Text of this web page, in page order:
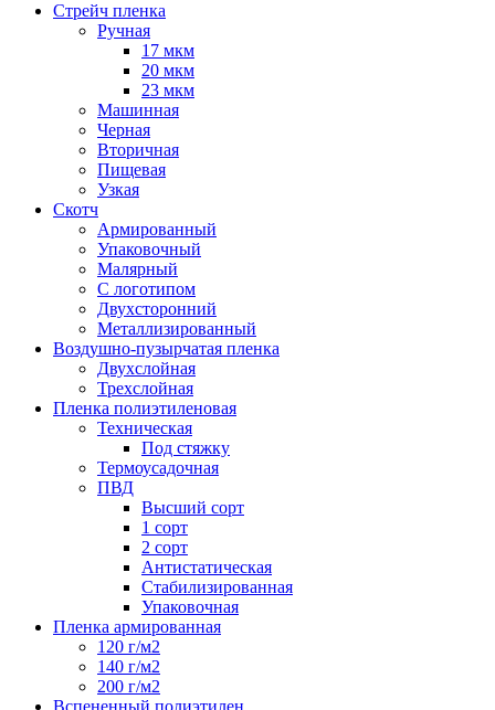
Стрейч пленка
Ручная
17 мкм
20 мкм
23 мкм
Машинная
Черная
Вторичная
Пищевая
Узкая
Скотч
Армированный
Упаковочный
Малярный
С логотипом
Двухсторонний
Металлизированный
Воздушно-пузырчатая пленка
Двухслойная
Трехслойная
Пленка полиэтиленовая
Техническая
Под стяжку
Термоусадочная
ПВД
Высший сорт
1 сорт
2 сорт
Антистатическая
Стабилизированная
Упаковочная
Пленка армированная
120 г/м2
140 г/м2
200 г/м2